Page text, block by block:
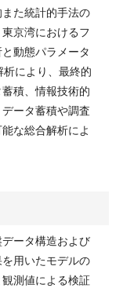
た統計的手法の
京湾におけるフ
動態パラメータ
により、最終的
積、情報技術的
ータ蓄積や調査
な総合解析によ
ータ構造および
用いたモデルの
測値による検証